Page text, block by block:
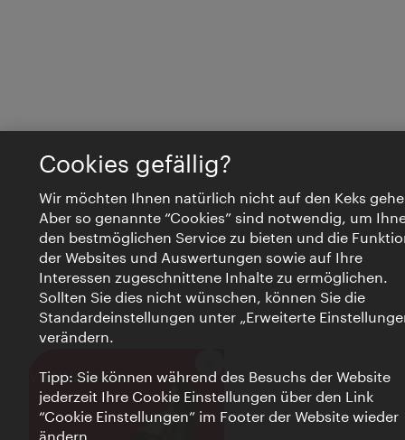
VIENNA BITES Schließen
Cookies gefällig?
Wir möchten Ihnen natürlich nicht auf den Keks
Aber so genannte “Cookies” sind notwendig, um
den bestmöglichen Service zu bieten und die
der Websites und Auswertungen sowie auf Ihre
Interessen zugeschnittene Inhalte zu ermöglichen.
Sollten Sie dies nicht wünschen, können Sie die
Standardeinstellungen unter „Erweiterte
verändern.
Tipp: Sie können während des Besuchs der Website
jederzeit Ihre Cookie Einstellungen über den Link
“Cookie Einstellungen” im Footer der Website wieder
ändern.